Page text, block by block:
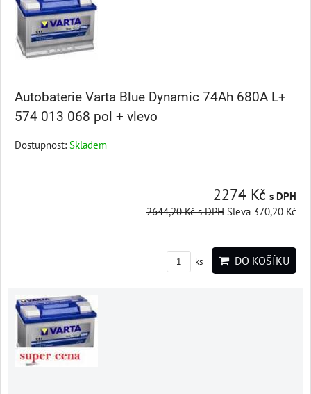
Autobaterie Varta Blue Dynamic 74Ah 680A L+
574 013 068 pol + vlevo
Dostupnost: Skladem
2274 Kč s DPH
2644,20 Kčs DPH Sleva 370,20 Kč
ks DO KOŠÍKU